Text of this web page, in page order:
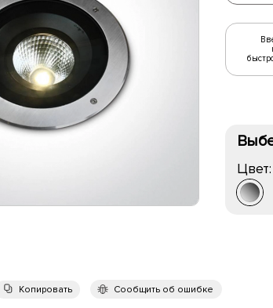
Цвет:
Копировать Сообщить об ошибке